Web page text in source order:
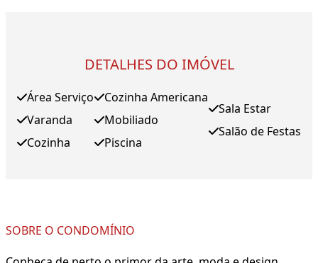
DETALHES DO IMÓVEL
Área Serviço
Varanda
Cozinha
Cozinha Americana
Mobiliado
Piscina
Sala Estar
Salão de Festas
SOBRE O CONDOMÍNIO